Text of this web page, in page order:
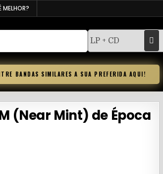
MELHOR?
BANDAS SIMILARES A SUA PREFERIDA AQUI!
(Near Mint) de Época